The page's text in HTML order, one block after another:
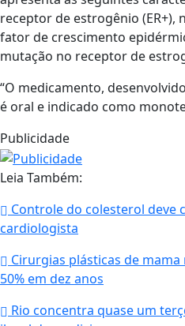
receptor de estrogênio (ER+),
fator de crescimento
mutação no receptor de
“O medicamento,
é oral e indicado como
Publicidade
Leia Também:
Controle do colesterol deve
cardiologista
Cirurgias plásticas de mama
50% em dez anos
Rio concentra quase um